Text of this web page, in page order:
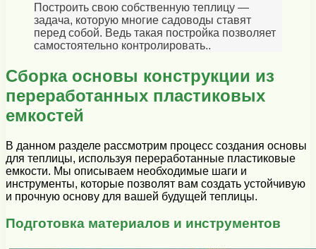
Построить свою собственную теплицу —
задача, которую многие садоводы ставят
перед собой. Ведь такая постройка позволяет
самостоятельно контролировать..
Сборка основы конструкции из
переработанных пластиковых
емкостей
В данном разделе рассмотрим процесс создания основы
для теплицы, используя переработанные пластиковые
емкости. Мы описываем необходимые шаги и
инструменты, которые позволят вам создать устойчивую
и прочную основу для вашей будущей теплицы.
Подготовка материалов и инструментов